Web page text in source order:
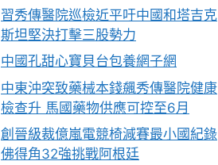
習秀傳醫院巡檢近平吁中國和塔吉克
斯坦堅決打擊三股勢力
中國孔甜心寶貝台包養網子網
中東沖突致藥械本錢飆秀傳醫院健康
檢查升 馬國藥物供應可控至6月
創晉級裁億嵐電競椅減賽最小國紀錄
佛得角32強挑戰阿根廷